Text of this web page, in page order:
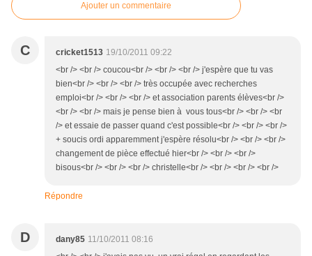
Ajouter un commentaire
C cricket1513 19/10/2011 09:22
<br /> <br /> coucou<br /> <br /> <br /> j'espère que tu vas
bien<br /> <br /> <br /> très occupée avec recherches
emploi<br /> <br /> <br /> et association parents élèves<br />
<br /> <br /> mais je pense bien à vous tous<br /> <br /> <br
/> et essaie de passer quand c'est possible<br /> <br /> <br />
+ soucis ordi apparemment j'espère résolu<br /> <br /> <br />
changement de pièce effectué hier<br /> <br /> <br />
bisous<br /> <br /> <br /> christelle<br /> <br /> <br /> <br />
Répondre
D dany85 11/10/2011 08:16